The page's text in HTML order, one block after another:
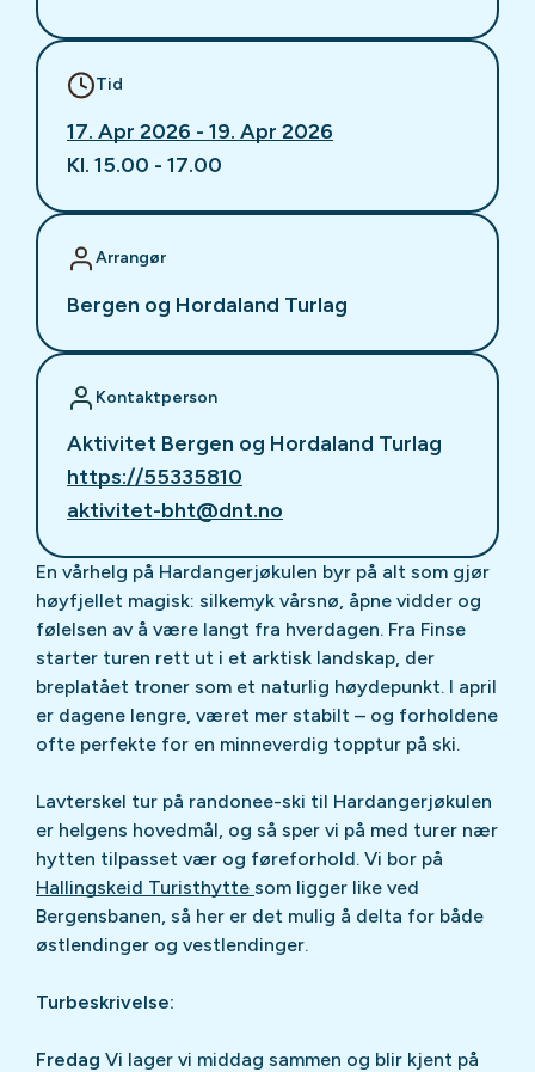
Tid
17. Apr 2026 - 19. Apr 2026
Kl. 15.00 - 17.00
Arrangør
Bergen og Hordaland Turlag
Kontaktperson
Aktivitet Bergen og Hordaland Turlag
https://55335810
aktivitet-bht@dnt.no
En vårhelg på Hardangerjøkulen byr på alt som gjør
høyfjellet magisk: silkemyk vårsnø, åpne vidder og
følelsen av å være langt fra hverdagen. Fra Finse
starter turen rett ut i et arktisk landskap, der
breplatået troner som et naturlig høydepunkt. I april
er dagene lengre, været mer stabilt – og forholdene
ofte perfekte for en minneverdig topptur på ski.
Lavterskel tur på randonee-ski til Hardangerjøkulen
er helgens hovedmål, og så sper vi på med turer nær
hytten tilpasset vær og føreforhold. Vi bor på
Hallingskeid Turisthytte som ligger like ved
Bergensbanen, så her er det mulig å delta for både
østlendinger og vestlendinger.
Turbeskrivelse:
Fredag Vi lager vi middag sammen og blir kjent på